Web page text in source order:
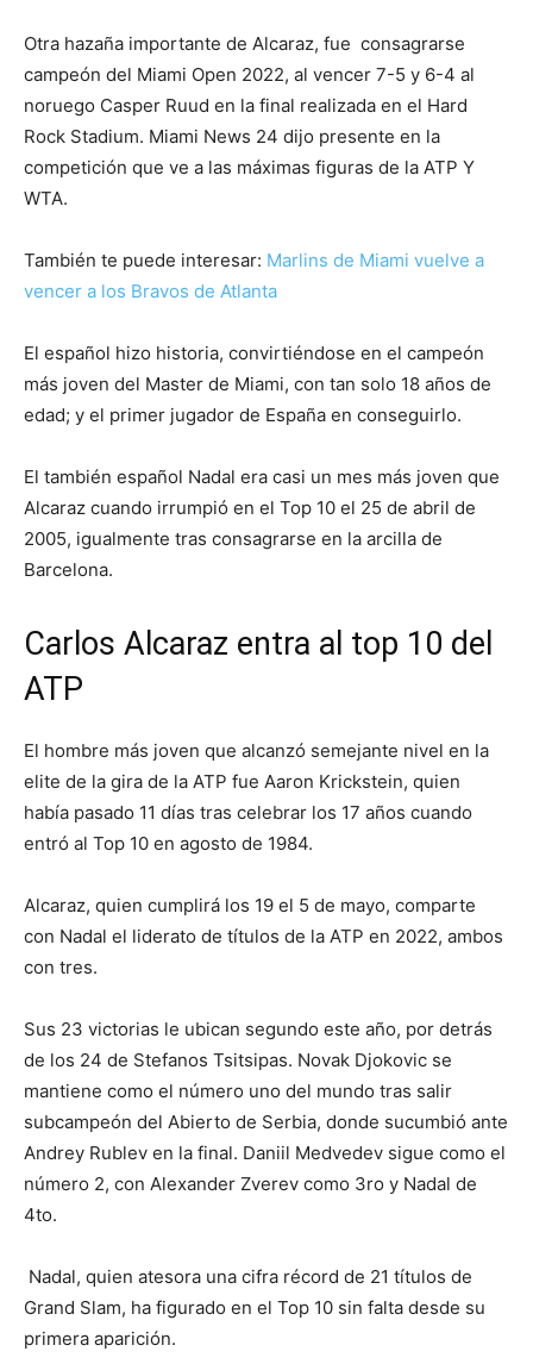
Otra hazaña importante de Alcaraz, fue consagrarse
campeón del Miami Open 2022, al vencer 7-5 y 6-4 al
noruego Casper Ruud en la final realizada en el Hard
Rock Stadium. Miami News 24 dijo presente en la
competición que ve a las máximas figuras de la ATP Y
WTA.
También te puede interesar: Marlins de Miami vuelve a
vencer a los Bravos de Atlanta
El español hizo historia, convirtiéndose en el campeón
más joven del Master de Miami, con tan solo 18 años de
edad; y el primer jugador de España en conseguirlo.
El también español Nadal era casi un mes más joven que
Alcaraz cuando irrumpió en el Top 10 el 25 de abril de
2005, igualmente tras consagrarse en la arcilla de
Barcelona.
Carlos Alcaraz entra al top 10 del
ATP
El hombre más joven que alcanzó semejante nivel en la
elite de la gira de la ATP fue Aaron Krickstein, quien
había pasado 11 días tras celebrar los 17 años cuando
entró al Top 10 en agosto de 1984.
Alcaraz, quien cumplirá los 19 el 5 de mayo, comparte
con Nadal el liderato de títulos de la ATP en 2022, ambos
con tres.
Sus 23 victorias le ubican segundo este año, por detrás
de los 24 de Stefanos Tsitsipas. Novak Djokovic se
mantiene como el número uno del mundo tras salir
subcampeón del Abierto de Serbia, donde sucumbió ante
Andrey Rublev en la final. Daniil Medvedev sigue como el
número 2, con Alexander Zverev como 3ro y Nadal de
4to.
Nadal, quien atesora una cifra récord de 21 títulos de
Grand Slam, ha figurado en el Top 10 sin falta desde su
primera aparición.